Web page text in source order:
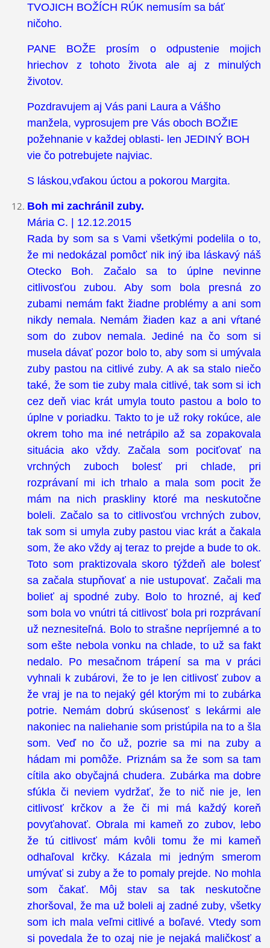
TVOJICH BOŽÍCH RÚK nemusím sa báť
ničoho.
PANE BOŽE prosím o odpustenie mojich
hriechov z tohoto života ale aj z minulých
životov.
Pozdravujem aj Vás pani Laura a Vášho
manžela, vyprosujem pre Vás oboch BOŽIE
požehnanie v každej oblasti- len JEDINÝ BOH
vie čo potrebujete najviac.
S láskou,vďakou úctou a pokorou Margita.
Boh mi zachránil zuby.
Mária C. | 12.12.2015
Rada by som sa s Vami všetkými podelila o to,
že mi nedokázal pomôcť nik iný iba láskavý náš
Otecko Boh. Začalo sa to úplne nevinne
citlivosťou zubou. Aby som bola presná zo
zubami nemám fakt žiadne problémy a ani som
nikdy nemala. Nemám žiaden kaz a ani vŕtané
som do zubov nemala. Jediné na čo som si
musela dávať pozor bolo to, aby som si umývala
zuby pastou na citlivé zuby. A ak sa stalo niečo
také, že som tie zuby mala citlivé, tak som si ich
cez deň viac krát umyla touto pastou a bolo to
úplne v poriadku. Takto to je už roky rokúce, ale
okrem toho ma iné netrápilo až sa zopakovala
situácia ako vždy. Začala som pociťovať na
vrchných zuboch bolesť pri chlade, pri
rozprávaní mi ich trhalo a mala som pocit že
mám na nich praskliny ktoré ma neskutočne
boleli. Začalo sa to citlivosťou vrchných zubov,
tak som si umyla zuby pastou viac krát a čakala
som, že ako vždy aj teraz to prejde a bude to ok.
Toto som praktizovala skoro týždeň ale bolesť
sa začala stupňovať a nie ustupovať. Začali ma
bolieť aj spodné zuby. Bolo to hrozné, aj keď
som bola vo vnútri tá citlivosť bola pri rozprávaní
už neznesiteľná. Bolo to strašne nepríjemné a to
som ešte nebola vonku na chlade, to už sa fakt
nedalo. Po mesačnom trápení sa ma v práci
vyhnali k zubárovi, že to je len citlivosť zubov a
že vraj je na to nejaký gél ktorým mi to zubárka
potrie. Nemám dobrú skúsenosť s lekármi ale
nakoniec na naliehanie som pristúpila na to a šla
som. Veď no čo už, pozrie sa mi na zuby a
hádam mi pomôže. Priznám sa že som sa tam
cítila ako obyčajná chudera. Zubárka ma dobre
sfúkla či neviem vydržať, že to nič nie je, len
citlivosť krčkov a že či mi má každý koreň
povyťahovať. Obrala mi kameň zo zubov, lebo
že tú citlivosť mám kvôli tomu že mi kameň
odhaľoval krčky. Kázala mi jedným smerom
umývať si zuby a že to pomaly prejde. No mohla
som čakať. Môj stav sa tak neskutočne
zhoršoval, že ma už boleli aj zadné zuby, všetky
som ich mala veľmi citlivé a boľavé. Vtedy som
si povedala že to ozaj nie je nejaká maličkosť a